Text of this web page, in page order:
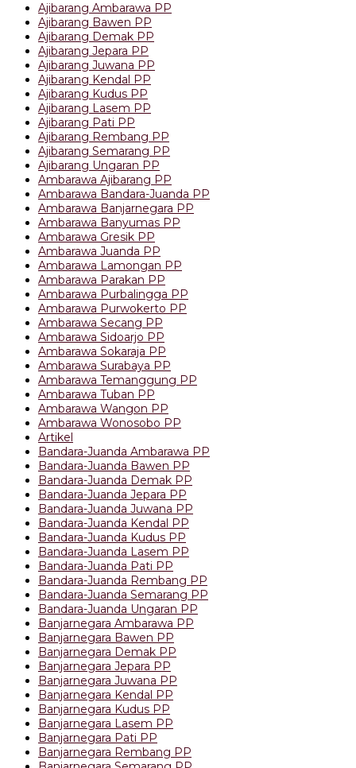
Ajibarang Ambarawa PP
Ajibarang Bawen PP
Ajibarang Demak PP
Ajibarang Jepara PP
Ajibarang Juwana PP
Ajibarang Kendal PP
Ajibarang Kudus PP
Ajibarang Lasem PP
Ajibarang Pati PP
Ajibarang Rembang PP
Ajibarang Semarang PP
Ajibarang Ungaran PP
Ambarawa Ajibarang PP
Ambarawa Bandara-Juanda PP
Ambarawa Banjarnegara PP
Ambarawa Banyumas PP
Ambarawa Gresik PP
Ambarawa Juanda PP
Ambarawa Lamongan PP
Ambarawa Parakan PP
Ambarawa Purbalingga PP
Ambarawa Purwokerto PP
Ambarawa Secang PP
Ambarawa Sidoarjo PP
Ambarawa Sokaraja PP
Ambarawa Surabaya PP
Ambarawa Temanggung PP
Ambarawa Tuban PP
Ambarawa Wangon PP
Ambarawa Wonosobo PP
Artikel
Bandara-Juanda Ambarawa PP
Bandara-Juanda Bawen PP
Bandara-Juanda Demak PP
Bandara-Juanda Jepara PP
Bandara-Juanda Juwana PP
Bandara-Juanda Kendal PP
Bandara-Juanda Kudus PP
Bandara-Juanda Lasem PP
Bandara-Juanda Pati PP
Bandara-Juanda Rembang PP
Bandara-Juanda Semarang PP
Bandara-Juanda Ungaran PP
Banjarnegara Ambarawa PP
Banjarnegara Bawen PP
Banjarnegara Demak PP
Banjarnegara Jepara PP
Banjarnegara Juwana PP
Banjarnegara Kendal PP
Banjarnegara Kudus PP
Banjarnegara Lasem PP
Banjarnegara Pati PP
Banjarnegara Rembang PP